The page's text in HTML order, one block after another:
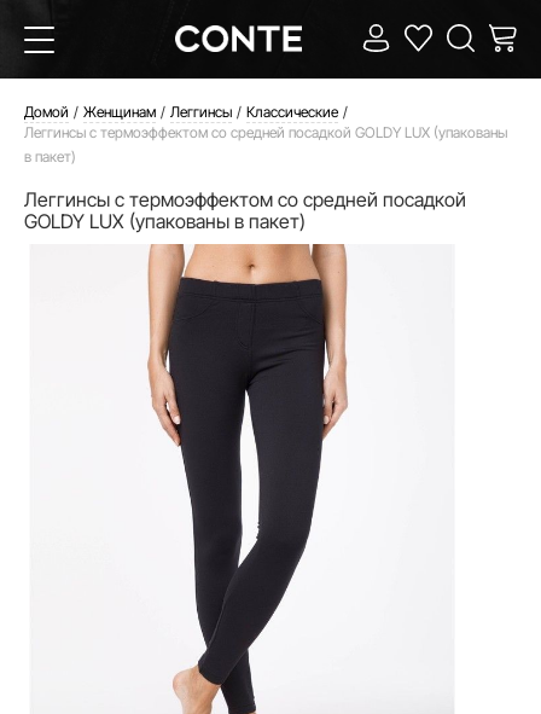
Домой Женщинам Леггинсы
Классические
Леггинсы с термоэффектом со средней посадкой GOLDY LUX (упакованы
в пакет)
Леггинсы с термоэффектом со средней посадкой
GOLDY LUX (упакованы в пакет)